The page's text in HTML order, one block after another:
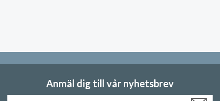
Anmäl dig till vår nyhetsbrev